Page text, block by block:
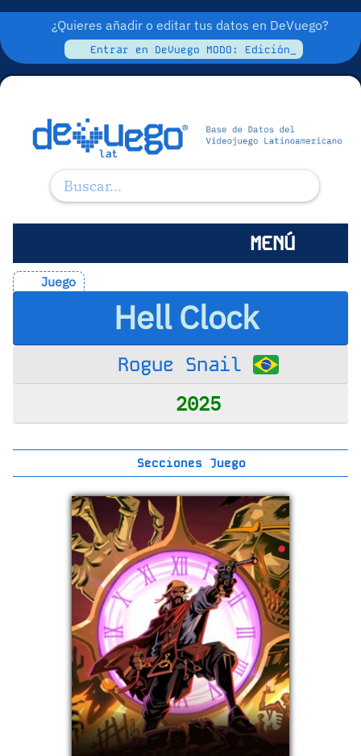
¿Quieres añadir o editar tus datos en DeVuego?
Entrar en DeVuego MODO: Edición_
MENÚ
Juego
Hell Clock
Rogue Snail
2025
Secciones Juego